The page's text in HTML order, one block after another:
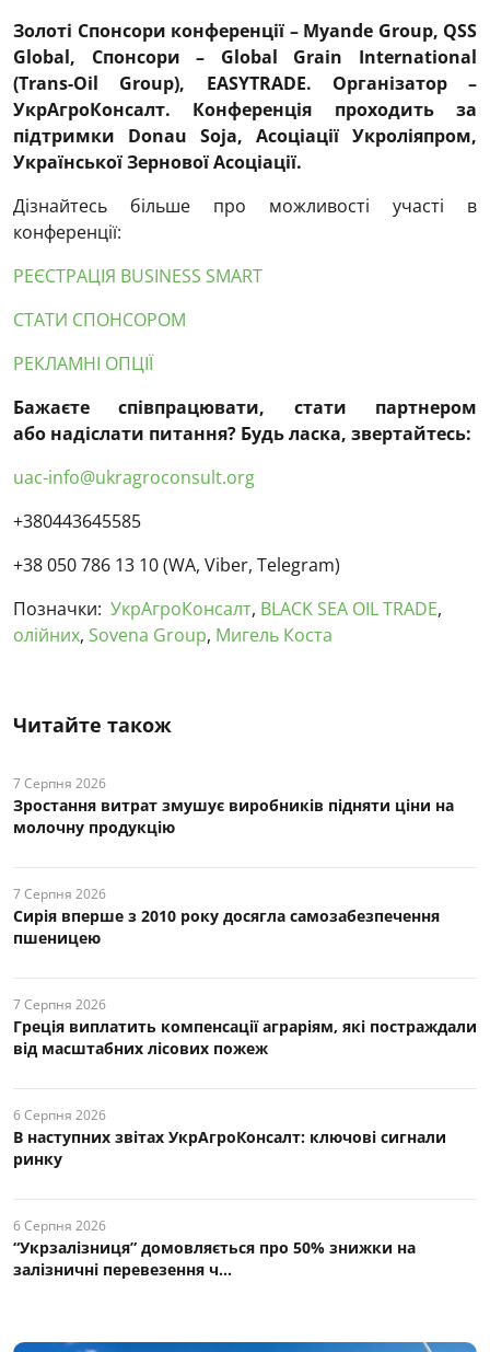
Золоті Спонсори конференції – Myande Group, QSS
Global, Спонсори – Global Grain International
(Trans-Oil Group), EASYTRADE. Організатор –
УкрАгроКонсалт. Конференція проходить за
підтримки Donau Soja, Асоціації Укроліяпром,
Української Зернової Асоціації.
Дізнайтесь більше про можливості участі в
конференції:
РЕЄСТРАЦІЯ BUSINESS SMART
СТАТИ СПОНСОРОМ
РЕКЛАМНІ ОПЦІЇ
Бажаєте співпрацювати, стати партнером
або надіслати питання? Будь ласка, звертайтесь:
uac-info@ukragroconsult.org
+380443645585
+38 050 786 13 10 (WA, Viber, Telegram)
Позначки: УкрАгроКонсалт, BLACK SEA OIL TRADE,
олійних, Sovena Group, Мигель Коста
Читайте також
7 Серпня 2026
Зростання витрат змушує виробників підняти ціни на
молочну продукцію
7 Серпня 2026
Сирія вперше з 2010 року досягла самозабезпечення
пшеницею
7 Серпня 2026
Греція виплатить компенсації аграріям, які постраждали
від масштабних лісових пожеж
6 Серпня 2026
В наступних звітах УкрАгроКонсалт: ключові cигнали
ринку
6 Серпня 2026
“Укрзалізниця” домовляється про 50% знижки на
залізничні перевезення ч...